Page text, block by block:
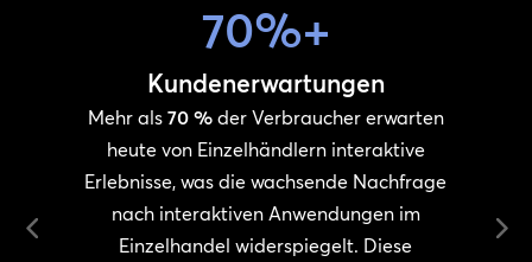
70%+
Kundenerwartungen
Mehr als 70 %der Verbraucher erwarten
heute von Einzelhändlern interaktive
Erlebnisse, was die wachsende Nachfrage
nach interaktiven Anwendungen im
Einzelhandel widerspiegelt. Diese